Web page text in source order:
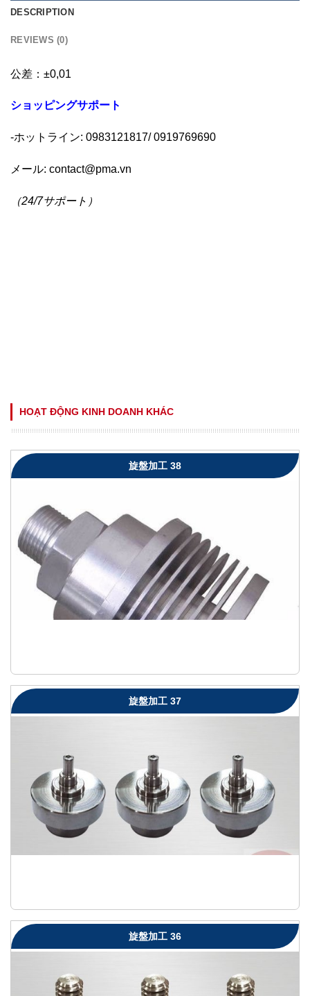
DESCRIPTION
REVIEWS (0)
公差：±0,01
ショッピングサポー ト
-ホットライン: 0983121817/ 0919769690
メール: contact@pma.vn
（24/7サポート ）
HOẠT ĐỘNG KINH DOANH KHÁC
旋盤加工 38
旋盤加工 37
旋盤加工 36